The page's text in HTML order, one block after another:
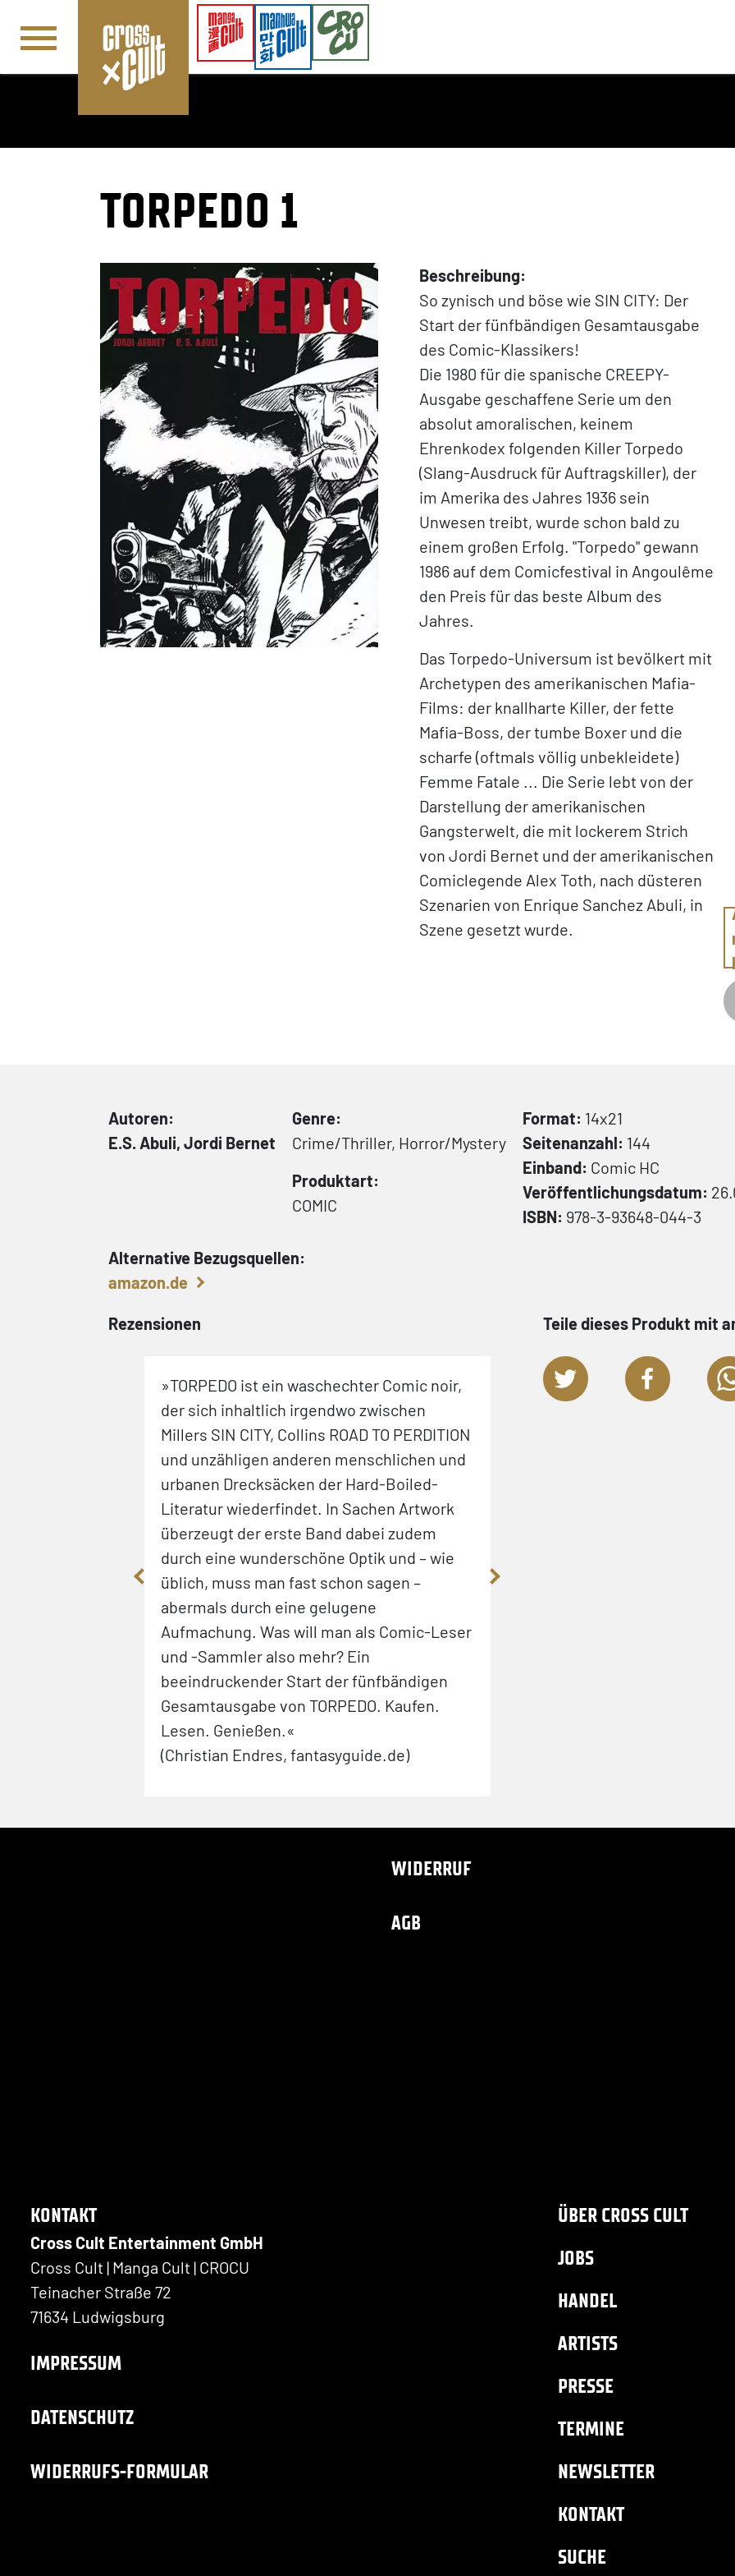
TORPEDO 1
Beschreibung:
So zynisch und böse wie SIN CITY: Der
Start der fünfbändigen Gesamtausgabe
des Comic-Klassikers!
Die 1980 für die spanische CREEPY-
Ausgabe geschaffene Serie um den
absolut amoralischen, keinem
Ehrenkodex folgenden Killer Torpedo
(Slang-Ausdruck für Auftragskiller), der
im Amerika des Jahres 1936 sein
Unwesen treibt, wurde schon bald zu
einem großen Erfolg. "Torpedo" gewann
1986 auf dem Comicfestival in Angoulême
den Preis für das beste Album des
Jahres.
Das Torpedo-Universum ist bevölkert mit
Archetypen des amerikanischen Mafia-
Films: der knallharte Killer, der fette
Mafia-Boss, der tumbe Boxer und die
scharfe (oftmals völlig unbekleidete)
Femme Fatale ... Die Serie lebt von der
Darstellung der amerikanischen
Gangsterwelt, die mit lockerem Strich
von Jordi Bernet und der amerikanischen
Comiclegende Alex Toth, nach düsteren
Szenarien von Enrique Sanchez Abuli, in
Szene gesetzt wurde.
Autoren:
E.S. Abuli, Jordi Bernet
Genre:
Crime/Thriller, Horror/Mystery
Produktart:
COMIC
Format: 14x21
Seitenanzahl: 144
Einband: Comic HC
Veröffentlichungsdatum:
ISBN: 978-3-93648-044-3
Alternative Bezugsquellen:
amazon.de
Rezensionen
»TORPEDO ist ein waschechter Comic noir,
der sich inhaltlich irgendwo zwischen
Millers SIN CITY, Collins ROAD TO PERDITION
und unzähligen anderen menschlichen und
urbanen Drecksäcken der Hard-Boiled-
Literatur wiederfindet. In Sachen Artwork
überzeugt der erste Band dabei zudem
durch eine wunderschöne Optik und – wie
üblich, muss man fast schon sagen –
abermals durch eine gelugene
Aufmachung. Was will man als Comic-Leser
und -Sammler also mehr? Ein
beeindruckender Start der fünfbändigen
Gesamtausgabe von TORPEDO. Kaufen.
Lesen. Genießen.«
(Christian Endres, fantasyguide.de)
»TORPEDO, das ist Sex und
Teile dieses Produkt mit
WIDERRUF
AGB
KONTAKT
Cross Cult Entertainment GmbH
Cross Cult | Manga Cult | CROCU
Teinacher Straße 72
71634 Ludwigsburg
IMPRESSUM
DATENSCHUTZ
WIDERRUFS-FORMULAR
ÜBER CROSS CULT
JOBS
HANDEL
ARTISTS
PRESSE
TERMINE
NEWSLETTER
KONTAKT
SUCHE